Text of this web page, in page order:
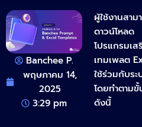
Banchee P.
พฤษภาคม 14,
2025
3:29 pm
ผู้ใช้งานสาม
ดาวน์โหลด
โปรแกรมเส
เทมเพลต
ใช้ร่วมกับระ
โดยทำตาม
ดังนี้